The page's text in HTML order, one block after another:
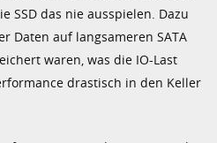
SSD das nie ausspielen. Dazu
Daten auf langsameren SATA
waren, was die IO-Last
drastisch in den Keller